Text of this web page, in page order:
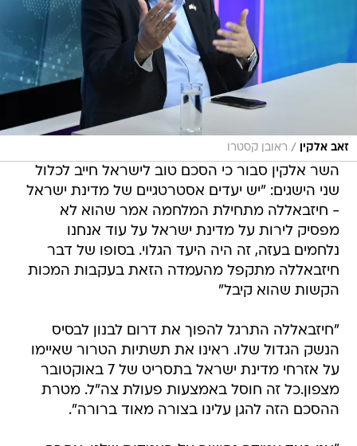
זאב אלקין / ראובן קסטרו
השר אלקין סבור כי הסכם טוב לישראל חייב לכלול
שני הישגים: "יש יעדים אסטרטגיים של מדינת ישראל
- חיזבאללה מתחילת המלחמה אמר שהוא לא
מפסיק לירות על מדינת ישראל על עוד אנחנו
נלחמים בעזה, זה היה היעד הגלוי. בסופו של דבר
חיזבאללה מתקפל מהעמדה הזאת בעקבות המכות
הקשות שהוא קיבל"
"חיזבאללה התרגל להפוך את דרום לבנון לבסיס
הנשק הגדול שלו. ראינו את תשתיות הטרור שאיימו
על אזרחי מדינת ישראל בתסריט של 7 באוקטובר
מצפון.כל זה חוסל באמצעות פעולת צה"ל. מטרת
ההסכם הזה להגן עלינו בצורה מאוד ברורה".